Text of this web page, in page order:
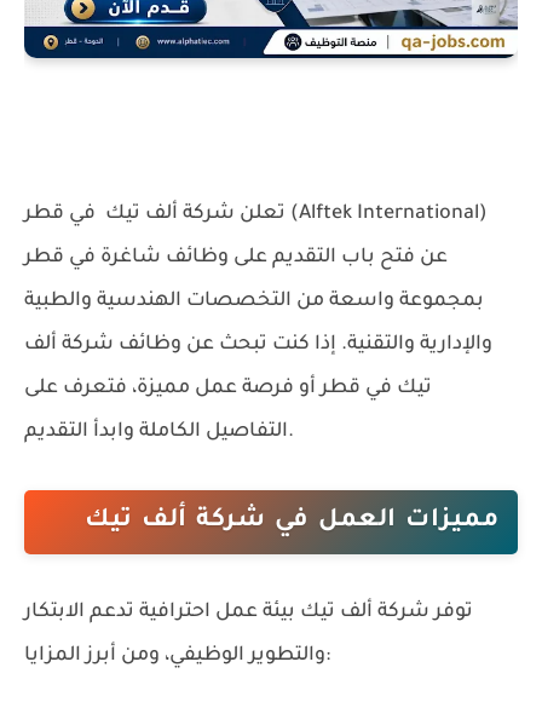
تعلن شركة ألف تيك في قطر (Alftek International)
عن فتح باب التقديم على وظائف شاغرة في قطر
بمجموعة واسعة من التخصصات الهندسية والطبية
والإدارية والتقنية. إذا كنت تبحث عن وظائف شركة ألف
تيك في قطر أو فرصة عمل مميزة، فتعرف على
التفاصيل الكاملة وابدأ التقديم.
مميزات العمل في شركة ألف تيك
توفر شركة ألف تيك بيئة عمل احترافية تدعم الابتكار
والتطوير الوظيفي، ومن أبرز المزايا: